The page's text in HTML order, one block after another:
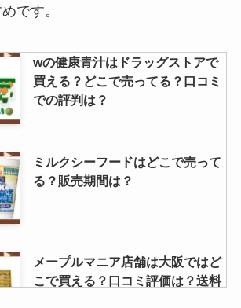
です。
wの健康青汁はドラッグストアで
買える？どこで売ってる？口コミ
での評判は？
ミルクシーフードはどこで売って
る？販売期間は？
メープルマニア店舗は大阪ではど
こで買える？口コミ評価は？送料